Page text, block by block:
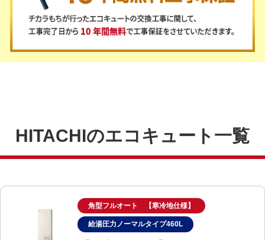
HITACHIのエコキュート一覧
角型フルオート 【寒冷地仕様】
給湯圧力ノーマルタイプ460L